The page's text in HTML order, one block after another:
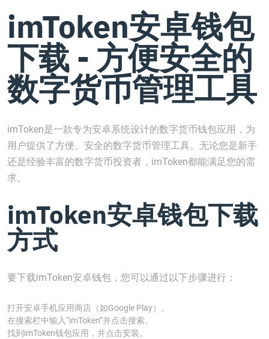
imToken安卓钱包
下载 - 方便安全的
数字货币管理工具
imToken是一款专为安卓系统设计的数字货币钱包应用，为
用户提供了方便、安全的数字货币管理工具。无论您是新手
还是经验丰富的数字货币投资者，imToken都能满足您的需
求。
imToken安卓钱包下载
方式
要下载imToken安卓钱包，您可以通过以下步骤进行：
打开安卓手机应用商店（如Google Play）。
在搜索栏中输入“imToken”并点击搜索。
找到imToken钱包应用，并点击安装。